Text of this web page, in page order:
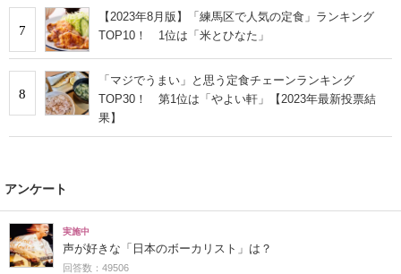
7
【2023年8月版】「練馬区で人気の定食」ランキング
TOP10！ 1位は「米とひなた」
8
「マジでうまい」と思う定食チェーンランキング
TOP30！ 第1位は「やよい軒」【2023年最新投票結
果】
アンケート
実施中
声が好きな「日本のボーカリスト」は？
回答数：49506